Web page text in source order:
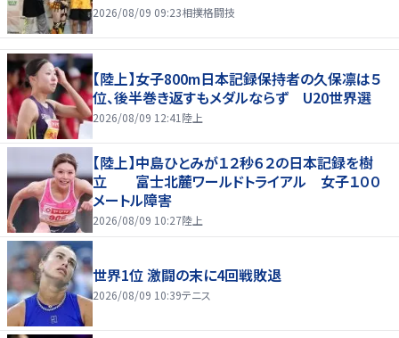
2026/08/09 09:23相撲格闘技
【陸上】女子800m日本記録保持者の久保凛は５
位、後半巻き返すもメダルならず U20世界選
2026/08/09 12:41 陸上
【陸上】中島ひとみが１２秒６２の日本記録を樹
立 富士北麓ワールドトライアル 女子１００
メートル障害
2026/08/09 10:27陸上
世界1位 激闘の末に4回戦敗退
2026/08/09 10:39テニス